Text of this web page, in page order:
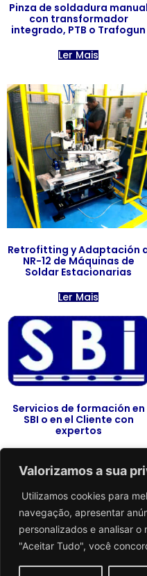
Valorizamos a sua
Utilizamos cookies para
navegação, apresentar
personalizados e analisar o
"Aceitar Tudo", você
Pinza de soldadura manual
con transformador
integrado, PTB o Trafogun
Ler Mais
Retrofitting y Adaptación
NR-12 de Máquinas de
Soldar Estacionarias
Ler Mais
Servicios de formación en
SBI o en el Cliente con
expertos
← 1 2